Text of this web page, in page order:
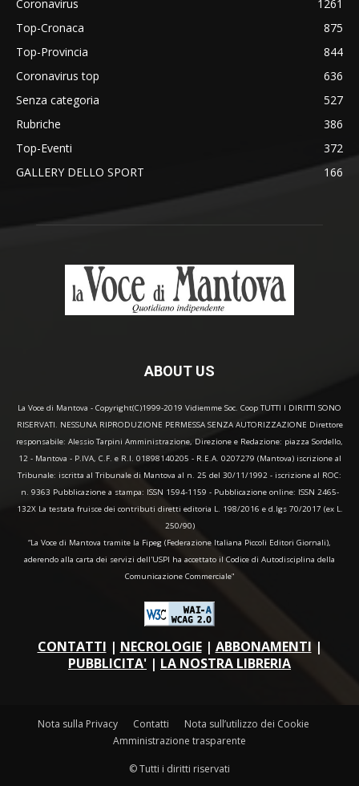
Coronavirus
1261
Top-Cronaca
875
Top-Provincia
844
Coronavirus top
636
Senza categoria
527
Rubriche
386
Top-Eventi
372
GALLERY DELLO SPORT
166
ABOUT US
La Voce di Mantova - Copyright(C)1999-2019 Vidiemme Soc. Coop TUTTI I DIRITTI SONO
RISERVATI. NESSUNA RIPRODUZIONE PERMESSA SENZA AUTORIZZAZIONE Direttore
responsabile: Alessio Tarpini Amministrazione, Direzione e Redazione: piazza Sordello,
12 - Mantova - P.IVA, C.F. e R.I. 01898140205 - R.E.A. 0207279 (Mantova) iscrizione al
Tribunale: iscritta al Tribunale di Mantova al n. 25 del 30/11/1992 - iscrizione al ROC:
n. 9363 Pubblicazione a stampa: ISSN 1594-1159 - Pubblicazione online: ISSN 2465-
132X La testata fruisce dei contributi diretti editoria L. 198/2016 e d.lgs 70/2017 (ex L.
250/90)
“La Voce di Mantova tramite la Fipeg (Federazione Italiana Piccoli Editori Giornali),
aderendo alla carta dei servizi dell'USPI ha accettato il Codice di Autodisciplina della
Comunicazione Commerciale"
CONTATTI | NECROLOGIE| ABBONAMENTI |
PUBBLICITA' | LA NOSTRA LIBRERIA
Nota sulla Privacy Contatti
Nota sull’utilizzo dei Cookie
Amministrazione trasparente
© Tutti i diritti riservati